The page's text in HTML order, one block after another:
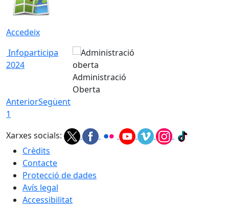
Accedeix
Infoparticipa
2024
Administració
Oberta
AnteriorSegüent
1
Xarxes socials:
Crèdits
Contacte
Protecció de dades
Avís legal
Accessibilitat